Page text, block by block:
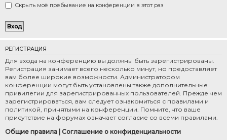
Скрыть моё пребывание на конференции в этот раз
РЕГИСТРАЦИЯ
Для входа на конференцию вы должны быть зарегистрированы.
Регистрация занимает всего несколько минут, но предоставляет
вам более широкие возможности. Администратором
конференции могут быть установлены также дополнительные
привилегии для зарегистрированных пользователей. Прежде чем
зарегистрироваться, вам следует ознакомиться с правилами и
политикой, принятыми на конференции. Помните, что ваше
присутствие на форумах означает согласие со всеми правилами.
Общие правила Соглашение о конфиденциальности